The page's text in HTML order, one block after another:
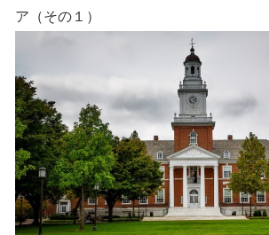
ア（その１）